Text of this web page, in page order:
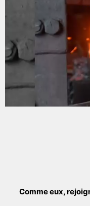
Comme eux,